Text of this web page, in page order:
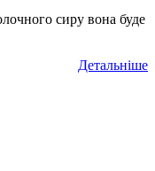
сиру вона буде
Детальніше